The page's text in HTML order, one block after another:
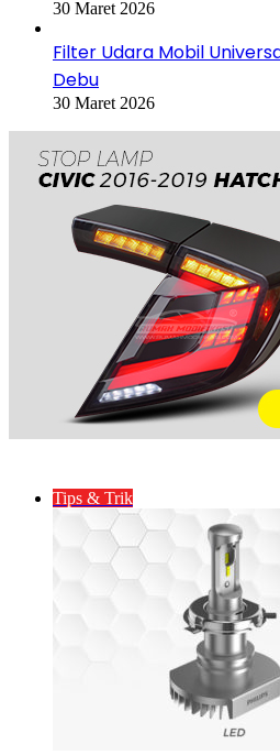
30 Maret 2026
Filter Udara Mobil
Debu
30 Maret 2026
Tips & Trik